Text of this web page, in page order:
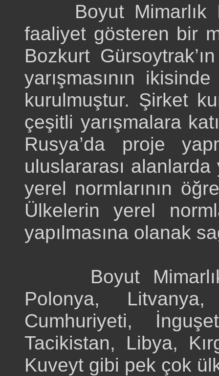
Boyut Mimarlık
faaliyet gösteren bir
Bozkurt
yarışmasının
kurulmuştur. Şirket
çeşitli yarışmalara
Rusya’da proje
uluslararası
yerel normlarının
Ülkelerin yerel
yapılmasına olanak
Boyut Mimarlık,
Polonya,
Cumhuriyeti,
Tacikistan, Libya,
Kuveyt gibi pek çok